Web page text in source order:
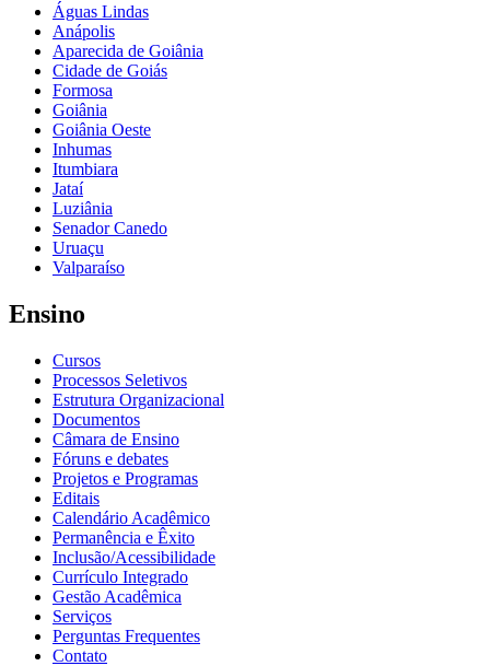
Águas Lindas
Anápolis
Aparecida de Goiânia
Cidade de Goiás
Formosa
Goiânia
Goiânia Oeste
Inhumas
Itumbiara
Jataí
Luziânia
Senador Canedo
Uruaçu
Valparaíso
Ensino
Cursos
Processos Seletivos
Estrutura Organizacional
Documentos
Câmara de Ensino
Fóruns e debates
Projetos e Programas
Editais
Calendário Acadêmico
Permanência e Êxito
Inclusão/Acessibilidade
Currículo Integrado
Gestão Acadêmica
Serviços
Perguntas Frequentes
Contato